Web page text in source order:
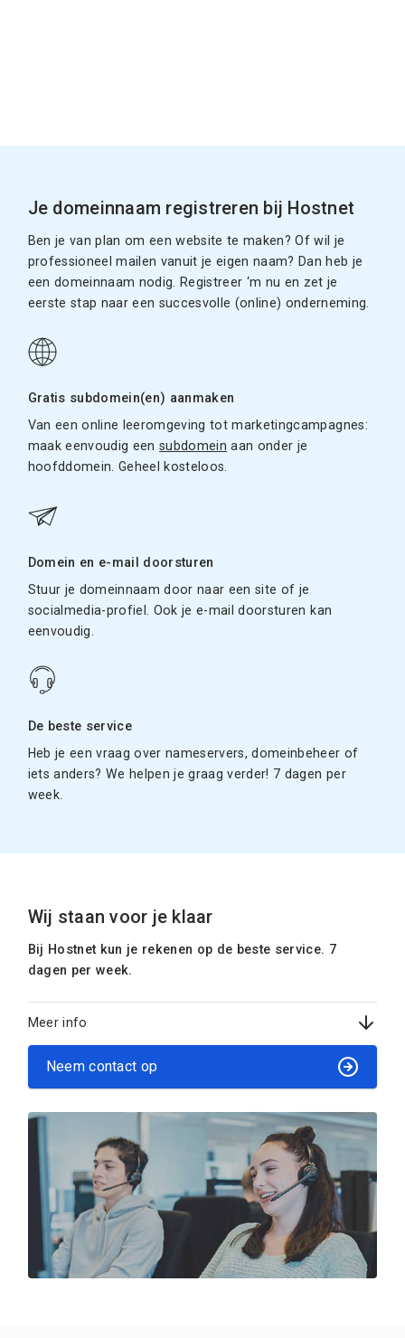
Je domeinnaam registreren bij Hostnet
Ben je van plan om een website te maken? Of wil je
professioneel mailen vanuit je eigen naam? Dan heb je
een domeinnaam nodig. Registreer ‘m nu en zet je
eerste stap naar een succesvolle (online) onderneming.
Gratis subdomein(en) aanmaken
Van een online leeromgeving tot marketingcampagnes:
maak eenvoudig eensubdomein aan onder je
hoofddomein. Geheel kosteloos.
Domein en e-mail doorsturen
Stuur je domeinnaam door naar een site of je
socialmedia-profiel. Ook je e-mail doorsturen kan
eenvoudig.
De beste service
Heb je een vraag over nameservers, domeinbeheer of
iets anders? We helpen je graag verder! 7 dagen per
week.
Wij staan voor je klaar
Bij Hostnet kun je rekenen op de beste service. 7
dagen per week.
Meer info
Neem contact op